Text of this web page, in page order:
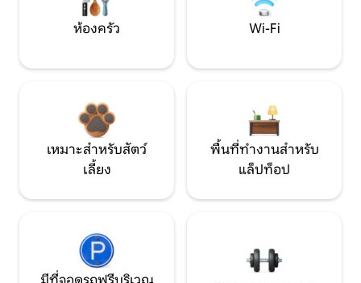
ห้องครัว Wi-Fi
เหมาะสำหรับสัตว์
เลี้ยง
พื้นที่ทำงานสำหรับ
แล็ปท็อป